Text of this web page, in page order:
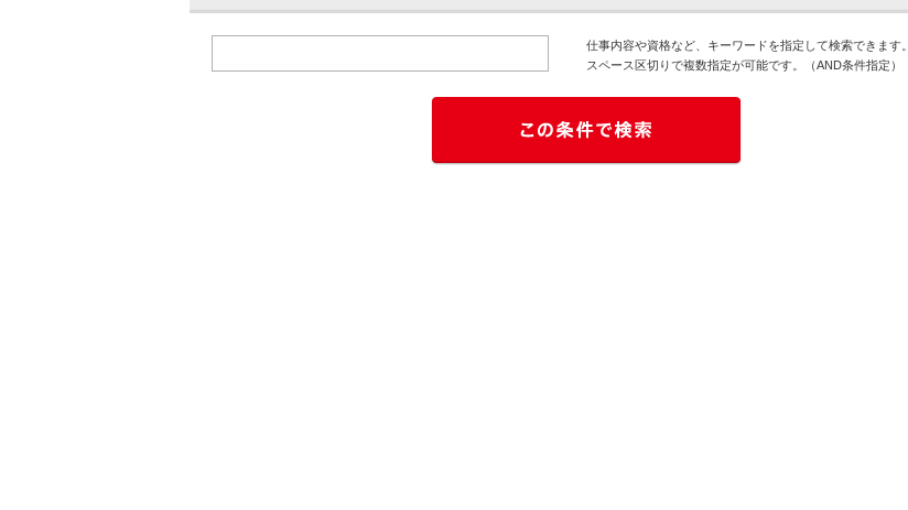
仕事内容や資格など、キーワードを指定して検索できます。
スペース区切りで複数指定が可能です。（AND条件指定）